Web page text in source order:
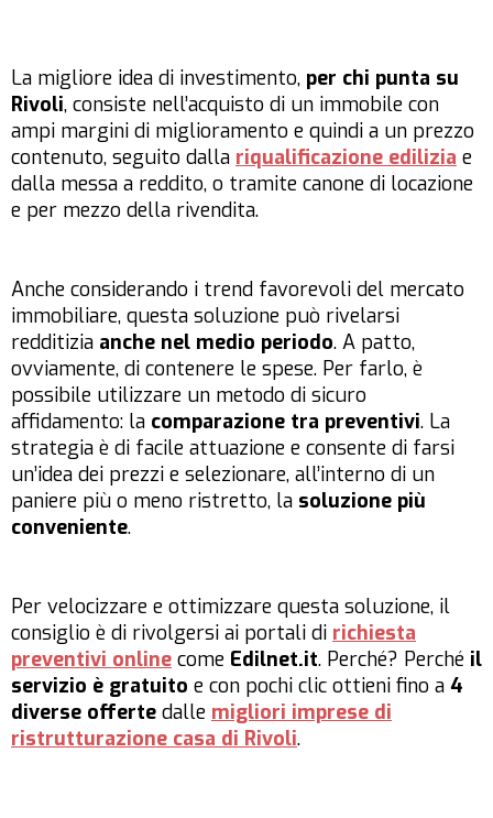
La migliore idea di investimento, per chi punta su
Rivoli, consiste nell’acquisto di un immobile con
ampi margini di miglioramento e quindi a un prezzo
contenuto, seguito dalla riqualificazione edilizia e
dalla messa a reddito, o tramite canone di locazione
e per mezzo della rivendita.
Anche considerando i trend favorevoli del mercato
immobiliare, questa soluzione può rivelarsi
redditizia anche nel medio periodo. A patto,
ovviamente, di contenere le spese. Per farlo, è
possibile utilizzare un metodo di sicuro
affidamento: la comparazione tra preventivi. La
strategia è di facile attuazione e consente di farsi
un’idea dei prezzi e selezionare, all’interno di un
paniere più o meno ristretto, la soluzione più
conveniente.
Per velocizzare e ottimizzare questa soluzione, il
consiglio è di rivolgersi ai portali di richiesta
preventivi online come Edilnet.it. Perché? Perché il
servizio è gratuito e con pochi clic ottieni fino a 4
diverse offerte dalle migliori imprese di
ristrutturazione casa di Rivoli.